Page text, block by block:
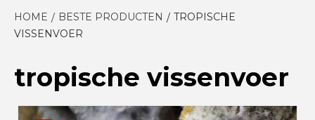
HOME BESTE PRODUCTEN
TROPISCHE
VISSENVOER
tropische vissenvoer